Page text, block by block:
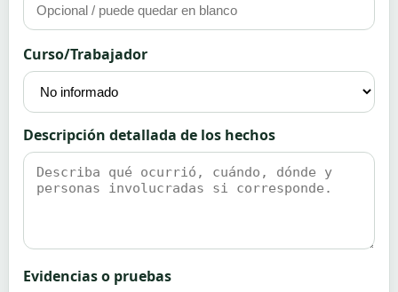
Curso/Trabajador
Descripción detallada de los hechos
Evidencias o pruebas